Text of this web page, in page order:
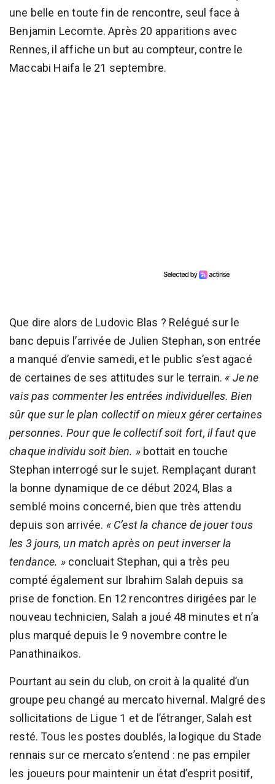
une belle en toute fin de rencontre, seul face à
Benjamin Lecomte. Après 20 apparitions avec
Rennes, il affiche un but au compteur, contre le
Maccabi Haifa le 21 septembre.
Que dire alors de Ludovic Blas ? Relégué sur le
banc depuis l’arrivée de Julien Stephan, son entrée
a manqué d’envie samedi, et le public s’est agacé
de certaines de ses attitudes sur le terrain. « Je ne
vais pas commenter les entrées individuelles. Bien
sûr que sur le plan collectif on mieux gérer certaines
personnes. Pour que le collectif soit fort, il faut que
chaque individu soit bien. » bottait en touche
Stephan interrogé sur le sujet. Remplaçant durant
la bonne dynamique de ce début 2024, Blas a
semblé moins concerné, bien que très attendu
depuis son arrivée. « C’est la chance de jouer tous
les 3 jours, un match après on peut inverser la
tendance. »concluait Stephan, qui a très peu
compté également sur Ibrahim Salah depuis sa
prise de fonction. En 12 rencontres dirigées par le
nouveau technicien, Salah a joué 48 minutes et n’a
plus marqué depuis le 9 novembre contre le
Panathinaikos.
Pourtant au sein du club, on croit à la qualité d’un
groupe peu changé au mercato hivernal. Malgré des
sollicitations de Ligue 1 et de l’étranger, Salah est
resté. Tous les postes doublés, la logique du Stade
rennais sur ce mercato s’entend : ne pas empiler
les joueurs pour maintenir un état d’esprit positif,